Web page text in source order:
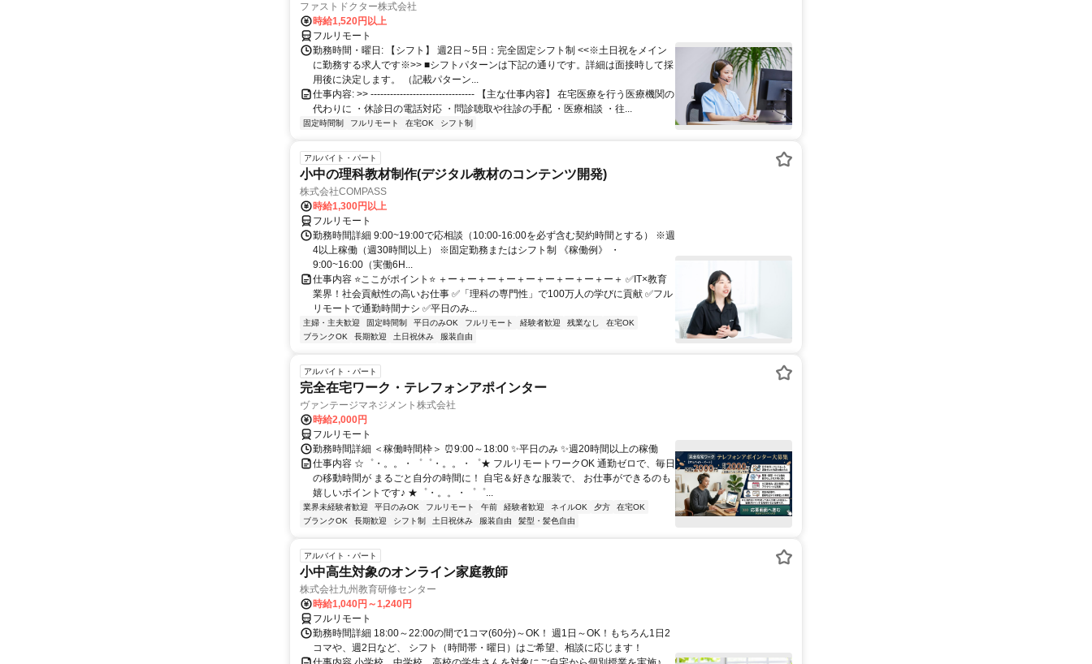
ファストドクター株式会社
時給1,520円以上
フルリモート
勤務時間・曜日: 【シフト】 週2日～5日：完全固定シフト制 <<※土日祝をメイン
に勤務する求人です※>> ■シフトパターンは下記の通りです。詳細は面接時して採
用後に決定します。 （記載パターン...
仕事内容: >> -------------------------------- 【主な仕事内容】 在宅医療を行う医療機関の
代わりに ・休診日の電話対応 ・問診聴取や往診の手配 ・医療相談 ・往...
固定時間制 フルリモート 在宅OK シフト制
アルバイト・パート
小中の理科教材制作(デジタル教材のコンテンツ開発)
株式会社COMPASS
時給1,300円以上
フルリモート
勤務時間詳細 9:00~19:00で応相談（10:00-16:00を必ず含む契約時間とする） ※週
4以上稼働（週30時間以上） ※固定勤務またはシフト制 《稼働例》 ・
9:00~16:00（実働6H...
仕事内容 ⭐ここがポイント⭐ ＋ー＋ー＋ー＋ー＋ー＋ー＋ー＋ー＋ー＋ ✅IT×教育
業界！社会貢献性の高いお仕事 ✅「理科の専門性」で100万人の学びに貢献 ✅フル
リモートで通勤時間ナシ ✅平日のみ...
主婦・主夫歓迎 固定時間制 平日のみOK フルリモート 経験者歓迎 残業なし
在宅OK
ブランクOK
長期歓迎 土日祝休み 服装自由
アルバイト・パート
完全在宅ワーク・テレフォンアポインター
ヴァンテージマネジメント株式会社
時給2,000円
フルリモート
勤務時間詳細 ＜稼働時間枠＞ ⏰9:00～18:00 ✨平日のみ ✨週20時間以上の稼働
仕事内容 ☆゜・。。・゜゜・。。・゜★ フルリモートワークOK 通勤ゼロで、毎日
の移動時間が まるごと自分の時間に！ 自宅＆好きな服装で、 お仕事ができるのも
嬉しいポイントです♪ ★゜・。。・゜゜...
業界未経験者歓迎 平日のみOK フルリモート 午前 経験者歓迎 ネイルOK 夕方
在宅OK
ブランクOK
長期歓迎 シフト制 土日祝休み 服装自由 髪型・髪色自由
アルバイト・パート
小中高生対象のオンライン家庭教師
株式会社九州教育研修センター
時給1,040円～1,240円
フルリモート
勤務時間詳細 18:00～22:00の間で1コマ(60分)～OK！ 週1日～OK！もちろん1日2
コマや、週2日など、 シフト（時間帯・曜日）はご希望、相談に応じます！